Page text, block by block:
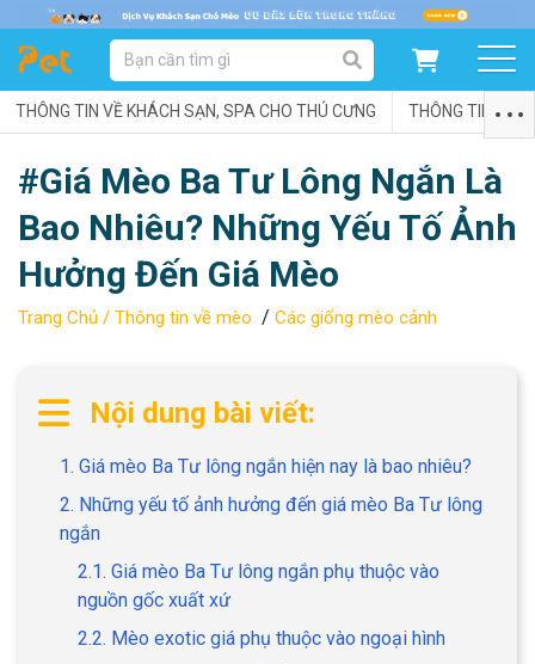
DANH MỤC SẢN PHẨM
SẢN PHẨM DÀNH CHO MÈO SẢN PHẨM DÀNH CHO CHÓ
SẨN PHẨM THEO THƯƠNG HIỆU
THÔNG TIN VỀ KHÁCH SẠN, SPA CHO THÚ CƯNG THÔNG TIN VỀ
#Giá Mèo Ba Tư Lông Ngắn Là
Bao Nhiêu? Những Yếu Tố Ảnh
Hưởng Đến Giá Mèo
Trang Chủ / Thông tin về mèo / Các giống mèo cảnh
Nội dung bài viết:
1. Giá mèo Ba Tư lông ngắn hiện nay là bao nhiêu?
2. Những yếu tố ảnh hưởng đến giá mèo Ba Tư lông
ngắn
2.1. Giá mèo Ba Tư lông ngắn phụ thuộc vào
nguồn gốc xuất xứ
2.2. Mèo exotic giá phụ thuộc vào ngoại hình